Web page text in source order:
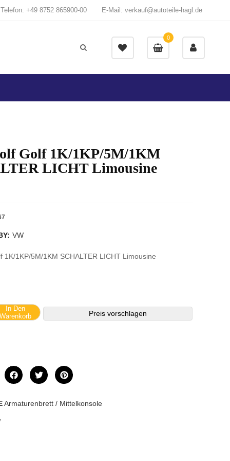
Telefon: +49 8752 865900-00 E-Mail: verkauf@autoteile-hagl.de
0
Golf 1K/1KP/5M/1KM
LICHT Limousine
VW
1K/1KP/5M/1KM SCHALTER LICHT Limousine
In Den
Preis vorschlagen
Armaturenbrett / Mittelkonsole